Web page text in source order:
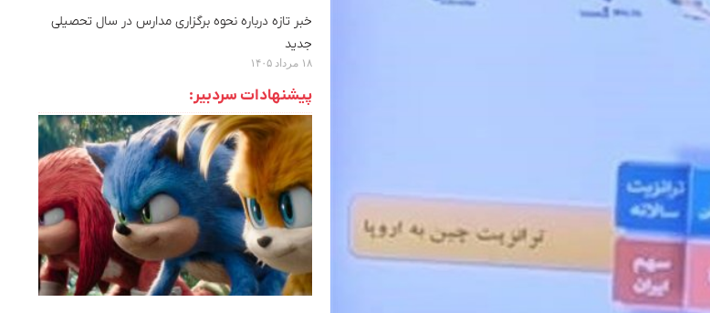
خبر تازه درباره نحوه برگزاری مدارس در سال تحصیلی
جدید
۱۸ مرداد ۱۴۰۵
پیشنهادات سردبیر: